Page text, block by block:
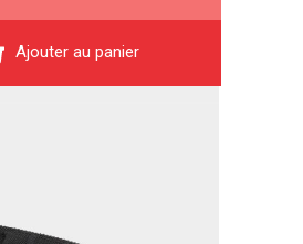
Ajouter au panier